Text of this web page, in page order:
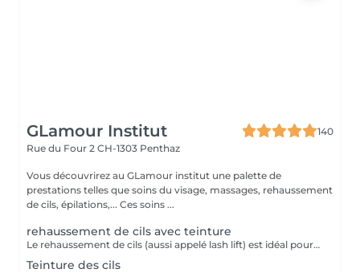
GLamour Institut
140
Rue du Four 2 CH-1303 Penthaz
Vous découvrirez au GLamour institut une palette de
prestations telles que soins du visage, massages, rehaussement
de cils, épilations,... Ces soins ...
rehaussement de cils avec teinture
Le rehaussement de cils (aussi appelé lash lift) est idéal pour donner une belle courbe à vos cils. Pour un résultat sublime et naturelle! La teinture des cils est offerte pour un résultat exceptionnel. Tenue 4 à 6 semaines.
Teinture des cils